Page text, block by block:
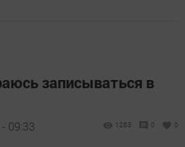
записываться в
09:33 1263 0 0